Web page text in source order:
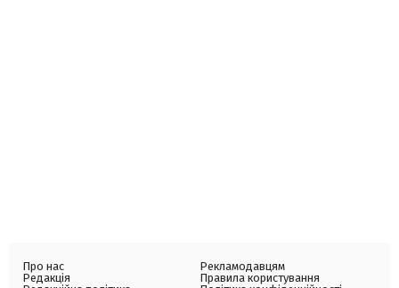
Про нас
Редакція
Рекламодавцям
Правила користування